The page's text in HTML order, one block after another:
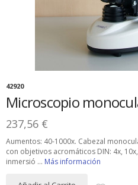
42920
Microscopio
237,56 €
Aumentos: 40-1000x. Cabezal
con objetivos acromáticos DIN: 4x,
inmersió ... Más información